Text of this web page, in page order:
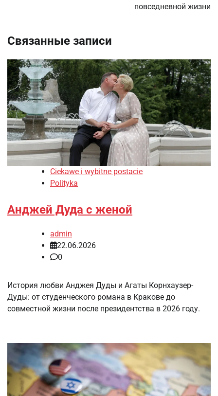
повседневной жизни
Связанные записи
Ciekawe i wybitne postacie
Polityka
Анджей Дуда с женой
admin
22.06.2026
0
История любви Анджея Дуды и Агаты Корнхаузер-
Дуды: от студенческого романа в Кракове до
совместной жизни после президентства в 2026 году.